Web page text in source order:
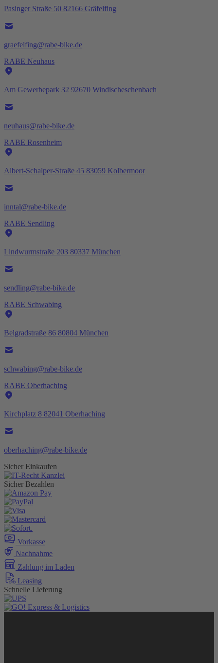
Pasinger Straße 50 82166 Gräfelfing
graefelfing@rabe-bike.de
RABE Neuhaus
Am Gewerbepark 32 92670 Windischeschenbach
neuhaus@rabe-bike.de
RABE Rosenheim
Albert-Schalper-Straße 45 83059 Kolbermoor
inntal@rabe-bike.de
RABE Sendling
Lindwurmstraße 203 80337 München
sendling@rabe-bike.de
RABE Schwabing
Belgradstraße 86 80804 München
schwabing@rabe-bike.de
RABE Oberhaching
Kirchplatz 8 82041 Oberhaching
oberhaching@rabe-bike.de
Sicher Einkaufen
Sicher Bezahlen
Vorkasse
Nachnahme
Zahlung im Laden
Leasing
Schnelle Lieferung